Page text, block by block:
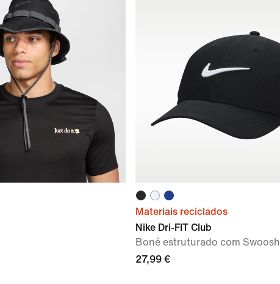
Materiais reciclados
Nike Dri-FIT Club
Boné estruturado com Swoosh
27,99 €